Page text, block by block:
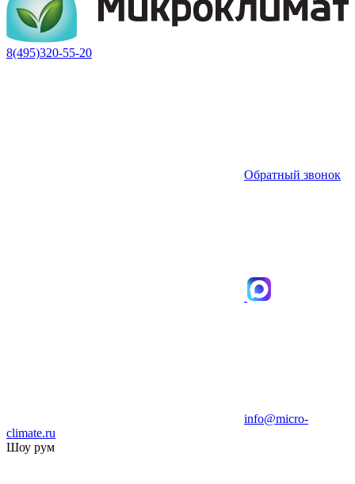
8(495)320-55-20
Обратный звонок
info@micro-
climate.ru
Шоу рум